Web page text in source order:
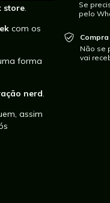
store.
com os
forma
nerd.
assim
Se
pelo
Não se
vai